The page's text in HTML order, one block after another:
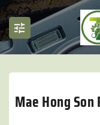
Mae Hong Son